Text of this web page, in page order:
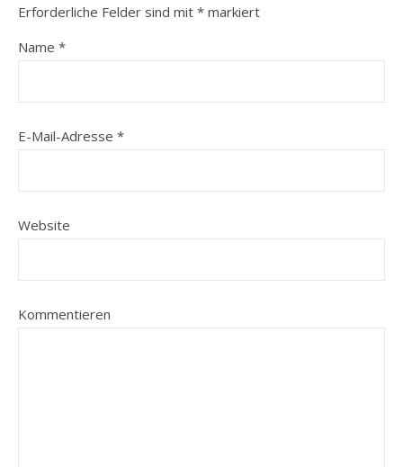
Erforderliche Felder sind mit * markiert
Name *
E-Mail-Adresse *
Website
Kommentieren